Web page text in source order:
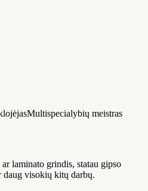
Multispecialybių meistras
laminato grindis, statau gipso
daug visokių kitų darbų.